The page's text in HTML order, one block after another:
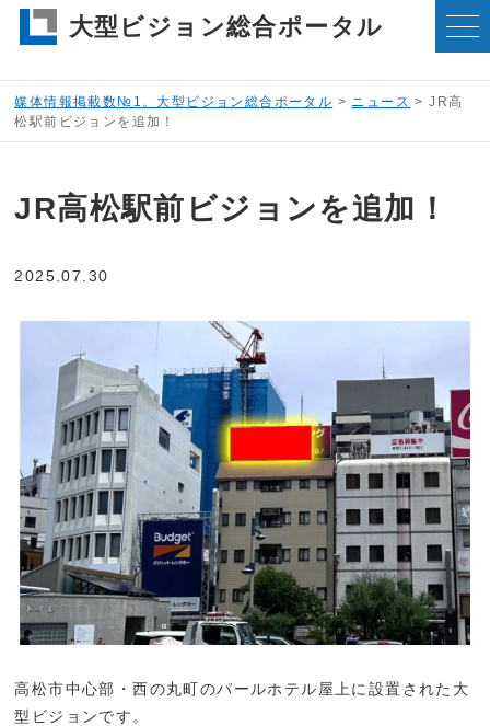
大型ビジョン総合ポータル
媒体情報掲載数№1。大型ビジョン総合ポータル > ニュース >JR高
松駅前ビジョンを追加！
JR高松駅前ビジョンを追加！
2025.07.30
高松市中心部・西の丸町のパールホテル屋上に設置された大
型ビジョンです。